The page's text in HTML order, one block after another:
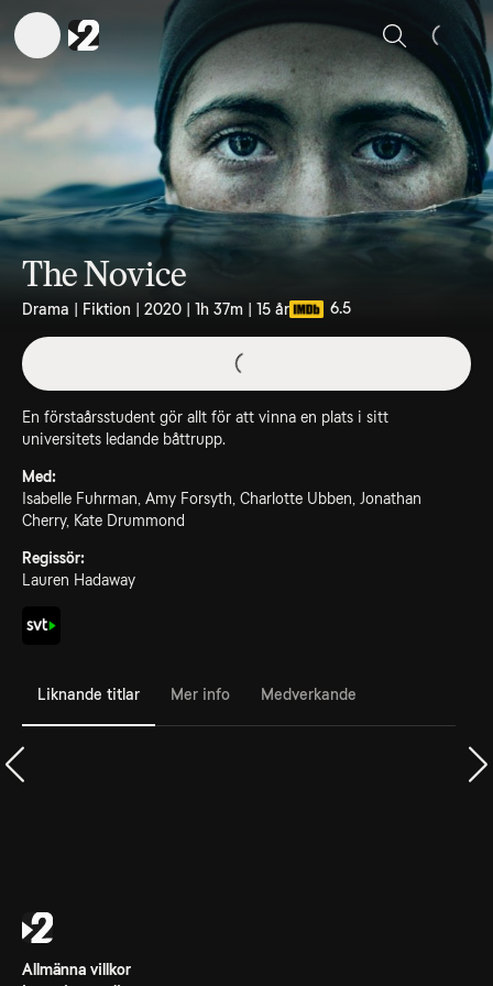
Sök
The Novice
Drama | Fiktion | 2020 | 1h 37m | 15 år 6.5
En förstaårsstudent gör allt för att vinna en plats i sitt
universitets ledande båttrupp.
Med:
Isabelle Fuhrman, Amy Forsyth, Charlotte Ubben, Jonathan
Cherry, Kate Drummond
Regissör:
Lauren Hadaway
Liknande titlar Mer info Medverkande
Allmänna villkor